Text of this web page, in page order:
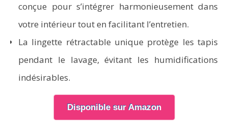
conçue pour s’intégrer harmonieusement dans
votre intérieur tout en facilitant l’entretien.
La lingette rétractable unique protège les tapis
pendant le lavage, évitant les humidifications
indésirables.
Disponible sur Amazon